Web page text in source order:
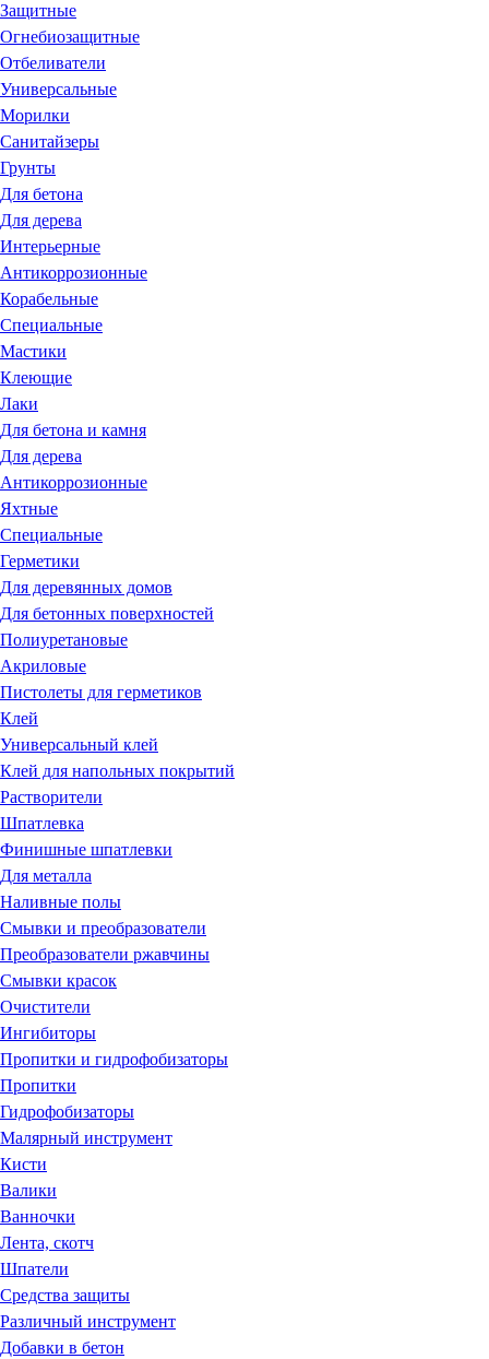
Защитные
Огнебиозащитные
Отбеливатели
Универсальные
Морилки
Санитайзеры
Грунты
Для бетона
Для дерева
Интерьерные
Антикоррозионные
Корабельные
Специальные
Мастики
Клеющие
Лаки
Для бетона и камня
Для дерева
Антикоррозионные
Яхтные
Специальные
Герметики
Для деревянных домов
Для бетонных поверхностей
Полиуретановые
Акриловые
Пистолеты для герметиков
Клей
Универсальный клей
Клей для напольных покрытий
Растворители
Шпатлевка
Финишные шпатлевки
Для металла
Наливные полы
Смывки и преобразователи
Преобразователи ржавчины
Смывки красок
Очистители
Ингибиторы
Пропитки и гидрофобизаторы
Пропитки
Гидрофобизаторы
Малярный инструмент
Кисти
Валики
Ванночки
Лента, скотч
Шпатели
Средства защиты
Различный инструмент
Добавки в бетон